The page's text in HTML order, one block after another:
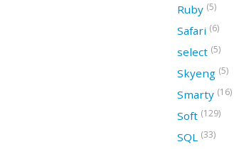
Ruby (5)
Safari (6)
select (5)
Skyeng (5)
Smarty (16)
Soft (129)
SQL (33)